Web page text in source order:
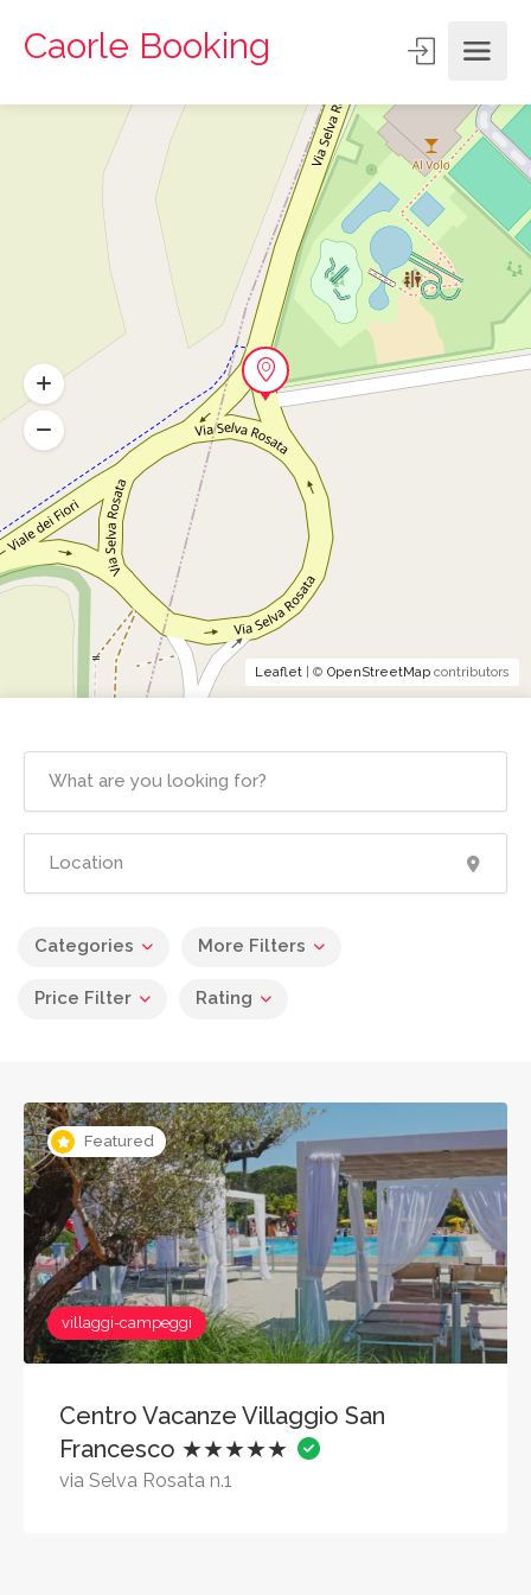
Caorle Booking
Categories More Filters
Price Filter Rating
Featured
villaggi-campeggi
Centro Vacanze Villaggio San
Francesco ★★★★★
via Selva Rosata n.1
Leaflet | © OpenStreetMap contributors